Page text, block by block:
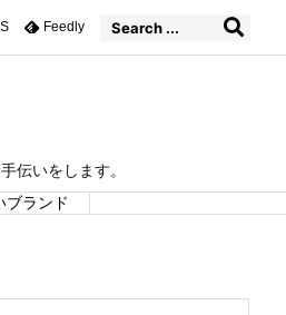
伝いをします。
ブランド
Feedly